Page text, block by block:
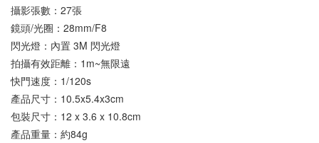
攝影張數：27張
鏡頭/光圈：28mm/F8
閃光燈：內置 3M 閃光燈
拍攝有效距離：1m~無限遠
快門速度：1/120s
產品尺寸：10.5x5.4x3cm
包裝尺寸：12 x 3.6 x 10.8cm
產品重量：約84g